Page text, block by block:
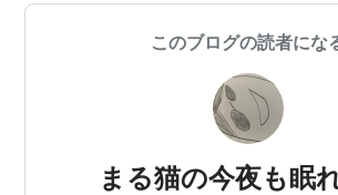
このブログの読者にな
まる猫の今夜も眠